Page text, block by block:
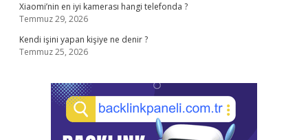
Xiaomi’nin en iyi kamerası hangi telefonda ?
Temmuz 29, 2026
Kendi işini yapan kişiye ne denir ?
Temmuz 25, 2026